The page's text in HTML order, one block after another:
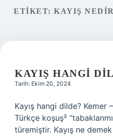
ETIKET: KAYIŞ
KAYIŞ HANGI DIL
Tarih: Ekim 20, 2024
Kayış hangi dilde? Kemer
Türkçe koşuş²
türemiştir. Kayış ne